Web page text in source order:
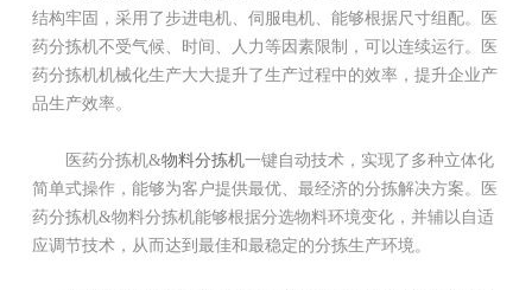
结构牢固，采用了步进电机、伺服电机、能够根据尺寸组配。医
药分拣机不受气候、时间、人力等因素限制，可以连续运行。医
药分拣机机械化生产大大提升了生产过程中的效率，提升企业产
品生产效率。
医药分拣机&物料分拣机一键自动技术，实现了多种立体化
简单式操作，能够为客户提供最优、最经济的分拣解决方案。医
药分拣机&物料分拣机能够根据分选物料环境变化，并辅以自适
应调节技术，从而达到最佳和最稳定的分拣生产环境。